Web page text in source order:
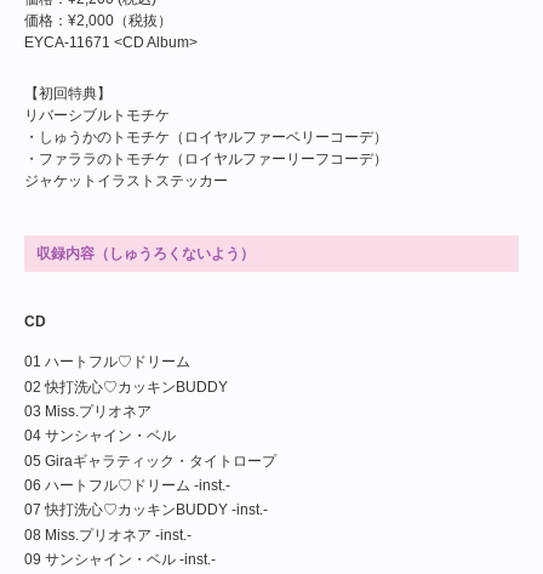
価格：¥2,000（税抜）
EYCA-11671 <CD Album>
【初回特典】
リバーシブルトモチケ
・しゅうかのトモチケ（ロイヤルファーベリーコーデ）
・ファララのトモチケ（ロイヤルファーリーフコーデ）
ジャケットイラストステッカー
収録内容（しゅうろくないよう）
CD
01 ハートフル♡ドリーム
02 快打洗心♡カッキンBUDDY
03 Miss.プリオネア
04 サンシャイン・ベル
05 Giraギャラティック・タイトロープ
06 ハートフル♡ドリーム -inst.-
07 快打洗心♡カッキンBUDDY -inst.-
08 Miss.プリオネア -inst.-
09 サンシャイン・ベル -inst.-